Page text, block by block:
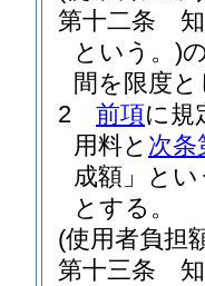
第十二条
という。)
間を限度
2
前項に規
用料と 次条
成額」とい
とする。
(使用者負担
第十三条